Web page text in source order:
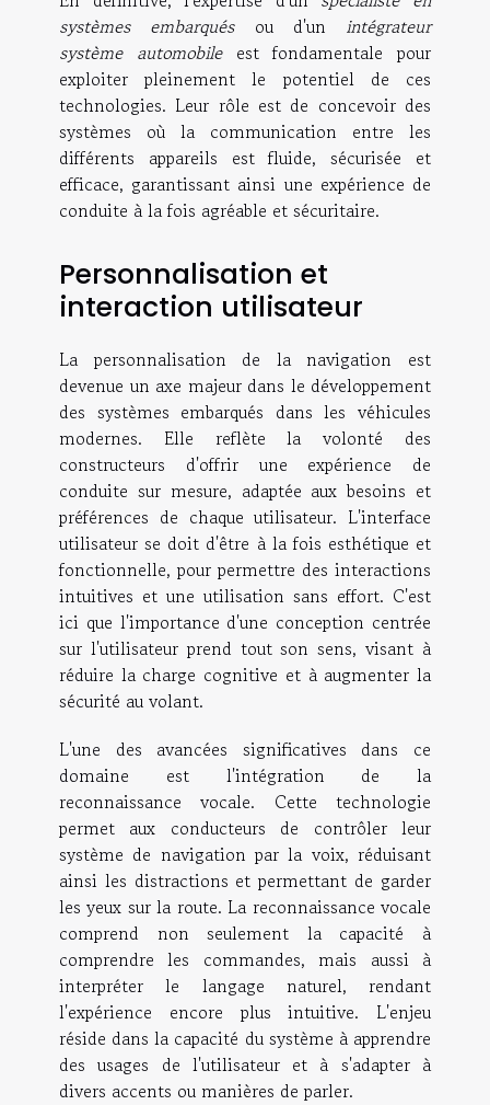
systèmes embarquésou d'un intégrateur
système automobileest fondamentale pour
exploiter pleinement le potentiel de ces
technologies. Leur rôle est de concevoir des
systèmes où la communication entre les
différents appareils est fluide, sécurisée et
efficace, garantissant ainsi une expérience de
conduite à la fois agréable et sécuritaire.
Personnalisation et
interaction utilisateur
La personnalisation de la navigation est
devenue un axe majeur dans le développement
des systèmes embarqués dans les véhicules
modernes. Elle reflète la volonté des
constructeurs d'offrir une expérience de
conduite sur mesure, adaptée aux besoins et
préférences de chaque utilisateur. L'interface
utilisateur se doit d'être à la fois esthétique et
fonctionnelle, pour permettre des interactions
intuitives et une utilisation sans effort. C'est
ici que l'importance d'une conception centrée
sur l'utilisateur prend tout son sens, visant à
réduire la charge cognitive et à augmenter la
sécurité au volant.
L'une des avancées significatives dans ce
domaine est l'intégration de la
reconnaissance vocale. Cette technologie
permet aux conducteurs de contrôler leur
système de navigation par la voix, réduisant
ainsi les distractions et permettant de garder
les yeux sur la route. La reconnaissance vocale
comprend non seulement la capacité à
comprendre les commandes, mais aussi à
interpréter le langage naturel, rendant
l'expérience encore plus intuitive. L'enjeu
réside dans la capacité du système à apprendre
des usages de l'utilisateur et à s'adapter à
divers accents ou manières de parler.